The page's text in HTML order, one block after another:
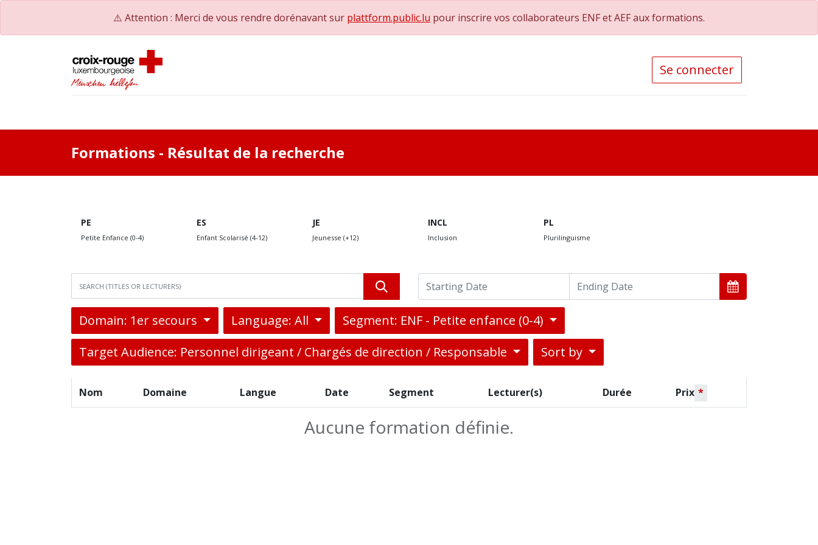
⚠️ Attention : Merci de vous rendre dorénavant sur plattform.public.lu pour inscrire vos collaborateurs ENF et AEF aux formations.
Se connecter
Formations - Résultat de la recherche
PE
Petite Enfance (0-4)
ES
Enfant Scolarisé (4-12)
JE
Jeunesse (+12)
INCL
Inclusion
PL
Plurilinguisme
Domain: 1er secours Language: All
Segment: ENF - Petite enfance (0-4)
Target Audience: Personnel dirigeant / Chargés de direction / Responsable
Sort by
Nom Domaine Langue Date Segment Lecturer(s) Durée Prix *
Aucune formation définie.